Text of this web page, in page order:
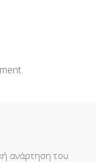
ανάρτηση του